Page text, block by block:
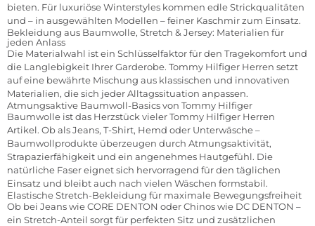
bieten. Für luxuriöse Winterstyles kommen edle Strickqualitäten
und – in ausgewählten Modellen – feiner Kaschmir zum Einsatz.
Bekleidung aus Baumwolle, Stretch & Jersey: Materialien für
jeden Anlass
Die Materialwahl ist ein Schlüsselfaktor für den Tragekomfort und
die Langlebigkeit Ihrer Garderobe. Tommy Hilfiger Herren setzt
auf eine bewährte Mischung aus klassischen und innovativen
Materialien, die sich jeder Alltagssituation anpassen.
Atmungsaktive Baumwoll-Basics von Tommy Hilfiger
Baumwolle ist das Herzstück vieler Tommy Hilfiger Herren
Artikel. Ob als Jeans, T-Shirt, Hemd oder Unterwäsche –
Baumwollprodukte überzeugen durch Atmungsaktivität,
Strapazierfähigkeit und ein angenehmes Hautgefühl. Die
natürliche Faser eignet sich hervorragend für den täglichen
Einsatz und bleibt auch nach vielen Wäschen formstabil.
Elastische Stretch-Bekleidung für maximale Bewegungsfreiheit
Ob bei Jeans wie CORE DENTON oder Chinos wie DC DENTON –
ein Stretch-Anteil sorgt für perfekten Sitz und zusätzlichen